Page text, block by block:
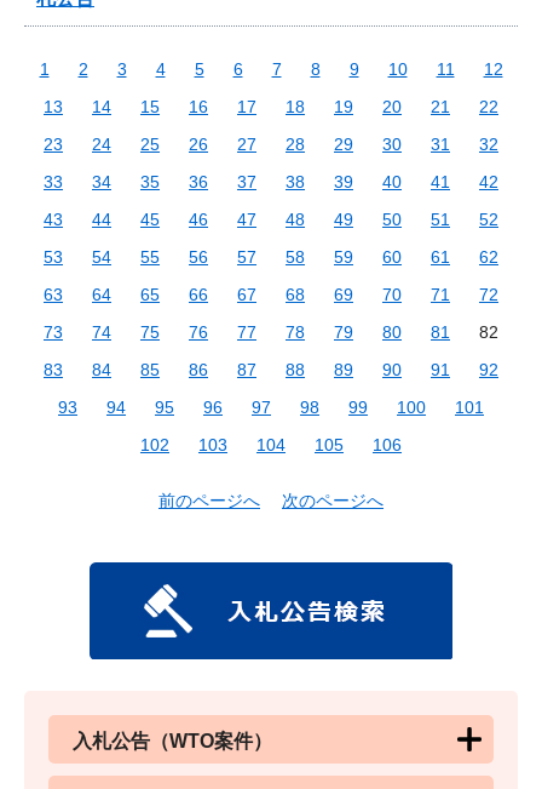
1 2 3 4 5 6 7 8 9 10 11
12
13
14 15 16 17 18 19 20 21
22
23
24 25 26 27 28 29 30 31
32
33
34 35 36 37 38 39 40 41
42
43
44 45 46 47 48 49 50 51
52
53
54 55 56 57 58 59 60 61
62
63
64 65 66 67 68 69 70 71
72
73
74 75 76 77 78 79 80 81
82
83
84 85 86 87 88 89 90 91
92
93
94 95 96 97 98 99 100
101
102
103 104 105 106
前のページへ 次のページへ
入札公告（WTO案件）